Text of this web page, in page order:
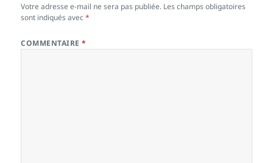
Votre adresse e-mail ne sera pas publiée. Les champs obligatoires
sont indiqués avec*
COMMENTAIRE*